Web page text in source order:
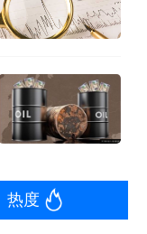
热度